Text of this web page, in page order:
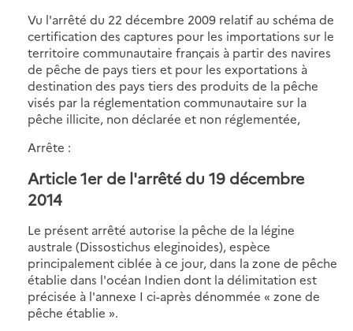
Vu l'arrêté du 22 décembre 2009 relatif au schéma de
certification des captures pour les importations sur le
territoire communautaire français à partir des navires
de pêche de pays tiers et pour les exportations à
destination des pays tiers des produits de la pêche
visés par la réglementation communautaire sur la
pêche illicite, non déclarée et non réglementée,
Arrête :
Article 1er de l'arrêté du 19 décembre
2014
Le présent arrêté autorise la pêche de la légine
australe (Dissostichus eleginoides), espèce
principalement ciblée à ce jour, dans la zone de pêche
établie dans l'océan Indien dont la délimitation est
précisée à l'annexe I ci-après dénommée « zone de
pêche établie ».